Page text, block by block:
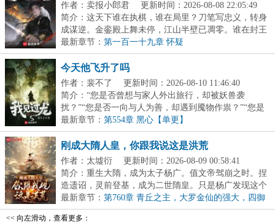
作者：卖报小郎君
更新时间：2026-08-08 22:05:49
简介：这天下谁在执棋，谁在局里？刀笔写忠义，转身
成谋逆。金銮殿上舞未停，江山半壁已凋零。谁在封王
拜...
最新章节： 第一百一十九章 怀疑
今天他飞升了吗
作者：裴不了
更新时间：2026-08-10 11:46:40
简介：“您是否曾想与家人外出旅行，却被妖兽袭
扰？”“您是否一向与人为善，却遇到魇物作祟？”“您是
否...
最新章节： 第554章 黑心【单更】
刚成大隋人皇，你跟我说这是洪荒
作者：太墟衍
更新时间：2026-08-09 00:58:41
简介：重生大隋，成为太子杨广。值文帝驾崩之时。捏
造遗诏，灵前登基，成为二世隋皇。只是杨广发现这个
大...
最新章节： 第760章 青丘之主，大罗金仙的强大，四御
降临九州！
<< 向左滑动，查看更多：